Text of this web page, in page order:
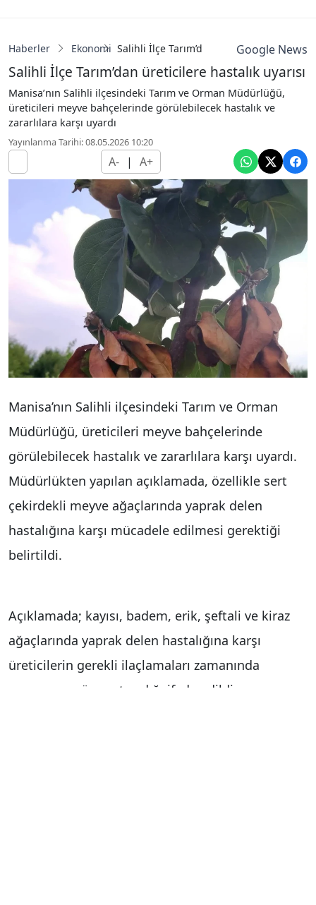
Haberler Ekonomi Salihli İlçe Tarım’dan üreticilere hastalık
Google News
Salihli İlçe Tarım’dan üreticilere hastalık uyarısı
Manisa’nın Salihli ilçesindeki Tarım ve Orman Müdürlüğü,
üreticileri meyve bahçelerinde görülebilecek hastalık ve
zararlılara karşı uyardı
Yayınlanma Tarihi: 08.05.2026 10:20
A- | A+
Manisa’nın Salihli ilçesindeki Tarım ve Orman
Müdürlüğü, üreticileri meyve bahçelerinde
görülebilecek hastalık ve zararlılara karşı uyardı.
Müdürlükten yapılan açıklamada, özellikle sert
çekirdekli meyve ağaçlarında yaprak delen
hastalığına karşı mücadele edilmesi gerektiği
belirtildi.
Açıklamada; kayısı, badem, erik, şeftali ve kiraz
ağaçlarında yaprak delen hastalığına karşı
üreticilerin gerekli ilaçlamaları zamanında
yapmasının önem taşıdığı ifade edildi.